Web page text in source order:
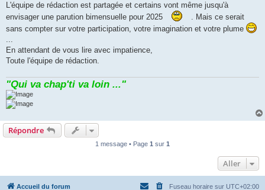
L'équipe de rédaction est partagée et certains vont même jusqu'à
envisager une parution bimensuelle pour 2025
. Mais ce serait
sans compter sur votre participation, votre imagination et votre plume
...
En attendant de vous lire avec impatience,
Toute l'équipe de rédaction.
"Qui va chap'ti va loin ..."
Répondre
1 message • Page 1 sur 1
Aller
Accueil du forum Fuseau horaire sur UTC+02:00